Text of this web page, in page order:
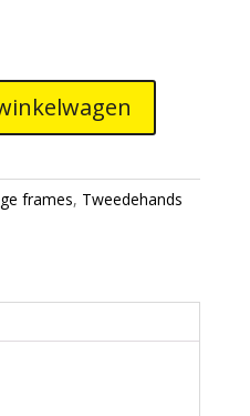
frames, Tweedehands